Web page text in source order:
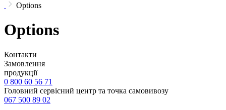
Options
Options
Контакти
Замовлення
продукції
0 800 60 56 71
Головний сервісний центр та точка самовивозу
067 500 89 02